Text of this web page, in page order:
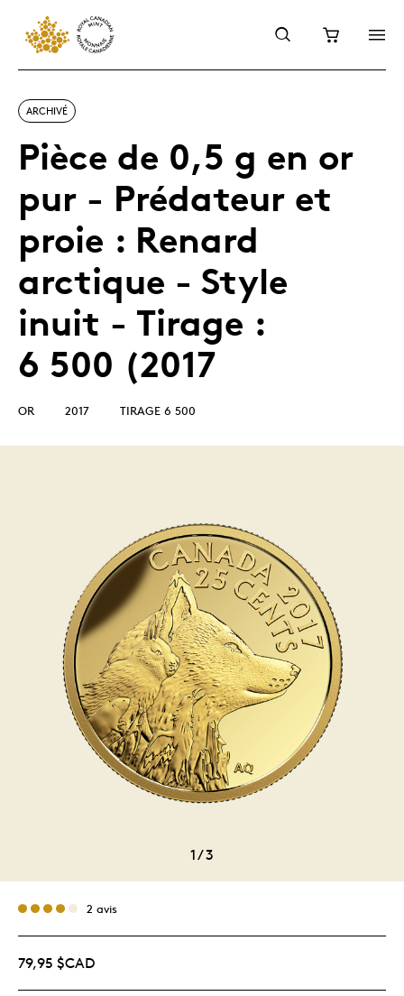
ARCHIVÉ
Pièce de 0,5 g en or
pur - Prédateur et
proie : Renard
arctique - Style
inuit - Tirage :
6 500 (2017
OR 2017 TIRAGE 6 500
1/3
2 avis
79,95 $CAD